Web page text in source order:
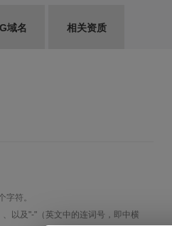
域名 相关资质
字符。
以及"-"（英文中的连词号，即中横